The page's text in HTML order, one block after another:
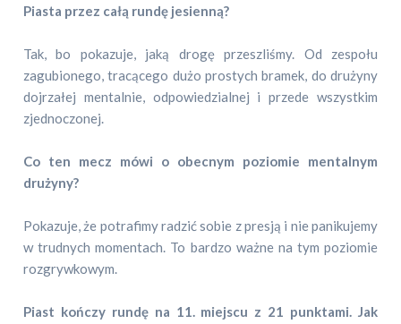
Piasta przez całą rundę jesienną?
Tak, bo pokazuje, jaką drogę przeszliśmy. Od zespołu
zagubionego, tracącego dużo prostych bramek, do drużyny
dojrzałej mentalnie, odpowiedzialnej i przede wszystkim
zjednoczonej.
Co ten mecz mówi o obecnym poziomie mentalnym
drużyny?
Pokazuje, że potrafimy radzić sobie z presją i nie panikujemy
w trudnych momentach. To bardzo ważne na tym poziomie
rozgrywkowym.
Piast kończy rundę na 11. miejscu z 21 punktami. Jak